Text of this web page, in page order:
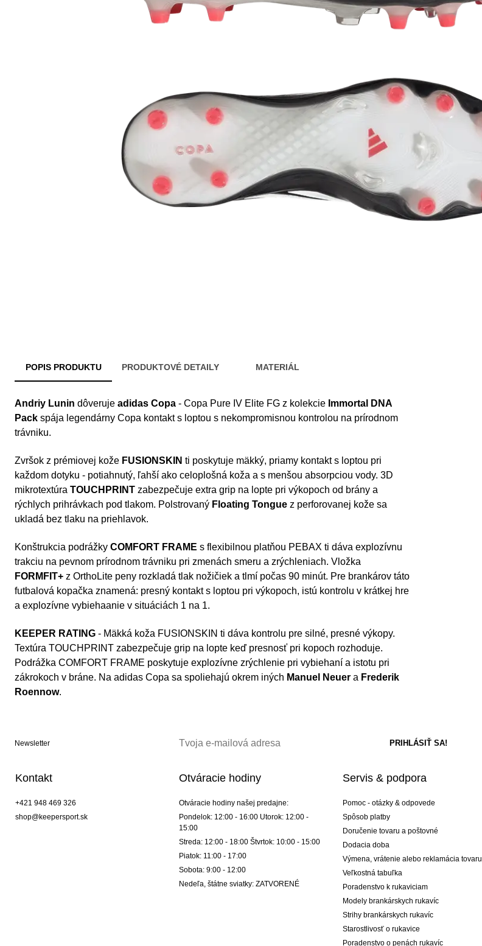
POPIS PRODUKTU PRODUKTOVÉ DETAILY MATERIÁL
Andriy Lunin dôveruje adidas Copa - Copa Pure IV Elite FG z kolekcie Immortal DNA
Pack spája legendárny Copa kontakt s loptou s nekompromisnou kontrolou na prírodnom
trávniku.
Zvršok z prémiovej kože FUSIONSKIN ti poskytuje mäkký, priamy kontakt s loptou pri
každom dotyku - potiahnutý, ľahší ako celoplošná koža a s menšou absorpciou vody. 3D
mikrotextúra TOUCHPRINT zabezpečuje extra grip na lopte pri výkopoch od brány a
rýchlych prihrávkach pod tlakom. Polstrovaný Floating Tongue z perforovanej kože sa
ukladá bez tlaku na priehlavok.
Konštrukcia podrážky COMFORT FRAME s flexibilnou platňou PEBAX ti dáva explozívnu
trakciu na pevnom prírodnom trávniku pri zmenách smeru a zrýchleniach. Vložka
FORMFIT+ z OrthoLite peny rozkladá tlak nožičiek a tlmí počas 90 minút. Pre brankárov táto
futbalová kopačka znamená: presný kontakt s loptou pri výkopoch, istú kontrolu v krátkej hre
a explozívne vybiehaanie v situáciách 1 na 1.
KEEPER RATING - Mäkká koža FUSIONSKIN ti dáva kontrolu pre silné, presné výkopy.
Textúra TOUCHPRINT zabezpečuje grip na lopte keď presnosť pri kopoch rozhoduje.
Podrážka COMFORT FRAME poskytuje explozívne zrýchlenie pri vybiehaní a istotu pri
zákrokoch v bráne. Na adidas Copa sa spoliehajú okrem iných Manuel Neuer a Frederik
Roennow.
Newsletter
Kontakt
+421 948 469 326
shop@keepersport.sk
Otváracie hodiny
Otváracie hodiny našej predajne:
Pondelok: 12:00 - 16:00 Utorok: 12:00 -
15:00
Streda: 12:00 - 18:00 Štvrtok: 10:00 - 15:00
Piatok: 11:00 - 17:00
Sobota: 9:00 - 12:00
Nedeľa, štátne sviatky: ZATVORENÉ
Servis & podpora
Pomoc - otázky & odpovede
Spôsob platby
Doručenie tovaru a poštovné
Dodacia doba
Výmena, vrátenie alebo reklamácia tovaru
Veľkostná tabuľka
Poradenstvo k rukaviciam
Modely brankárskych rukavíc
Strihy brankárskych rukavíc
Starostlivosť o rukavice
Poradenstvo o penách rukavíc